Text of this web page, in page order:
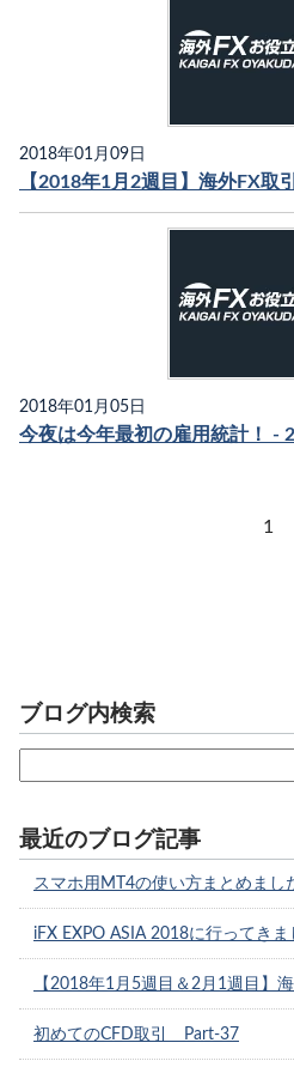
2018年01月09日
【2018年1月2週目】海外FX取
2018年01月05日
今夜は今年最初の雇用統計！ -
1
ブログ内検索
最近のブログ記事
スマホ用MT4の使い方まとめまし
iFX EXPO ASIA 2018に行ってきま
【2018年1月5週目＆2月1週目】
初めてのCFD取引 Part-37